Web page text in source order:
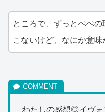
ところで、ずっとぺぺ
こないけど、なにか意味
わたしの感想◎イヴォ